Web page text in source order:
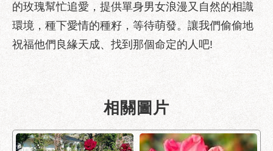
心
獎
勵
區
網
站
的玫瑰幫忙追愛，提供單身男女浪漫又自然的相識
環境，種下愛情的種籽，等待萌發。讓我們偷偷地
祝福他們良緣天成、找到那個命定的人吧!
相關圖片